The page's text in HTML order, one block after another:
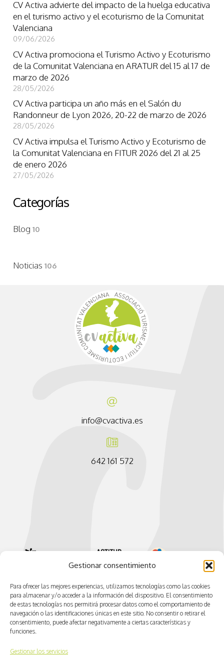
Gestionar consentimiento
Para ofrecer las mejores experiencias, utilizamos tecnologías como las cookies
para almacenar y/o acceder a la información del dispositivo. El consentimiento
de estas tecnologías nos permitirá procesar datos como el comportamiento de
navegación o las identificaciones únicas en este sitio. No consentir o retirar el
consentimiento, puede afectar negativamente a ciertas características y
funciones.
Gestionar los servicios
CV Activa advierte del impacto de la huelga educativa
en el turismo activo y el ecoturismo de la Comunitat
Valenciana
09/06/2026
CV Activa promociona el Turismo Activo y Ecoturismo
de la Comunitat Valenciana en ARATUR del 15 al 17 de
marzo de 2026
28/05/2026
CV Activa participa un año más en el Salón du
Randonneur de Lyon 2026, 20-22 de marzo de 2026
28/05/2026
CV Activa impulsa el Turismo Activo y Ecoturismo de
la Comunitat Valenciana en FITUR 2026 del 21 al 25
de enero 2026
27/05/2026
Categorías
Blog 10
Noticias 106
info@cvactiva.es
642 161 572